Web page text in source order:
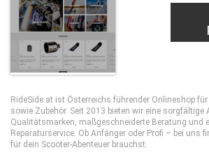
RideSide.at ist Österreichs führender Onlineshop
sowie Zubehör. Seit 2013 bieten wir eine sorgfältige
Qualitätsmarken, maßgeschneiderte Beratung und
Reparaturservice. Ob Anfänger oder Profi – bei uns
für dein Scooter-Abenteuer brauchst.